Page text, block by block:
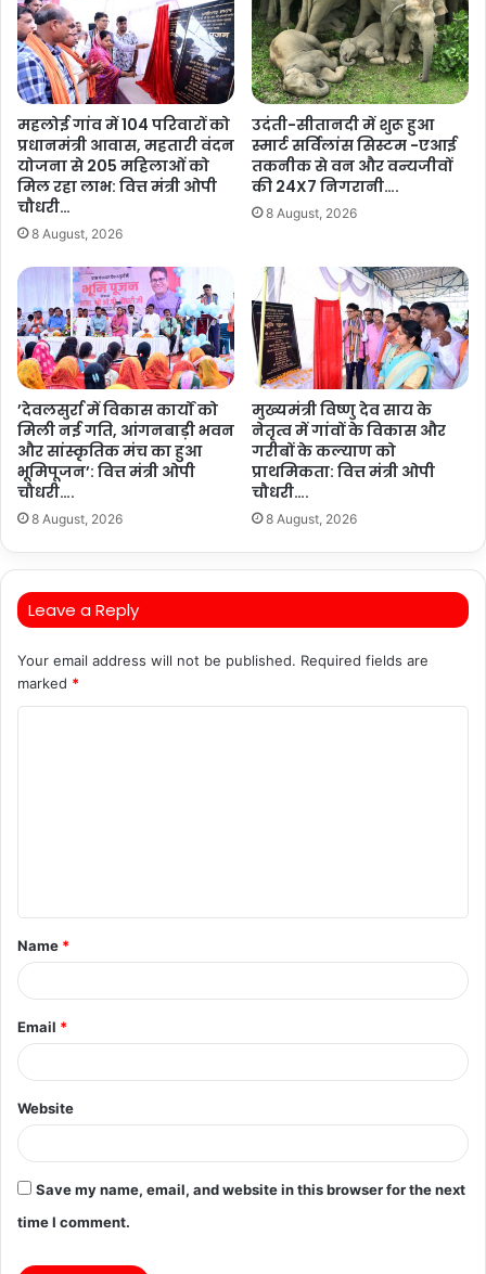
महलोई गांव में 104 परिवारों को
प्रधानमंत्री आवास, महतारी वंदन
योजना से 205 महिलाओं को
मिल रहा लाभ: वित्त मंत्री ओपी
चौधरी…
8 August, 2026
उदंती-सीतानदी में शुरू हुआ
स्मार्ट सर्विलांस सिस्टम -एआई
तकनीक से वन और वन्यजीवों
की 24X7 निगरानी….
8 August, 2026
’देवलसुर्रा में विकास कार्यों को
मिली नई गति, आंगनबाड़ी भवन
और सांस्कृतिक मंच का हुआ
भूमिपूजन’: वित्त मंत्री ओपी
चौधरी….
8 August, 2026
मुख्यमंत्री विष्णु देव साय के
नेतृत्व में गांवों के विकास और
गरीबों के कल्याण को
प्राथमिकता: वित्त मंत्री ओपी
चौधरी….
8 August, 2026
Leave a Reply
Your email address will not be published. Required fields are
marked *
t
*
Name *
Email *
Website
Save my name, email, and website in this browser for the next
time I comment.